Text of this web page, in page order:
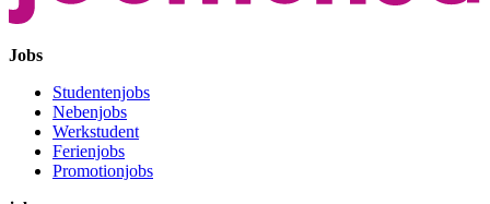
Jobs
Studentenjobs
Nebenjobs
Werkstudent
Ferienjobs
Promotionjobs